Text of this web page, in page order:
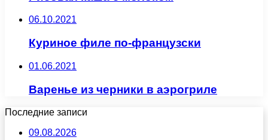
06.10.2021
Куриное филе по-французски
01.06.2021
Варенье из черники в аэрогриле
Последние записи
09.08.2026